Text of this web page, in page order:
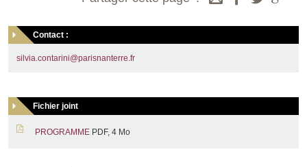
Contact :
silvia.contarini@parisnanterre.fr
Fichier joint
PROGRAMME PDF, 4 Mo